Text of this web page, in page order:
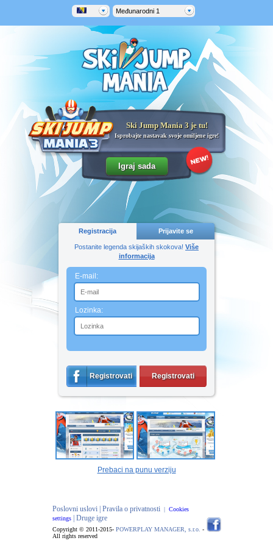
Međunarodni 1
Ski Jump Mania 3 je tu!
Isprobajte nastavak svoje omiljene igre!
Registracija Prijavite se
Postanite legenda skijaških skokova! Više
informacija
E-mail:
Lozinka:
Registrovati Registrovati
Prebaci na punu verziju
Poslovni uslovi | Pravila o privatnosti| Cookies
settings
| Druge igre
Copyright © 2011-2015- POWERPLAY MANAGER, s.r.o. -
All rights reserved